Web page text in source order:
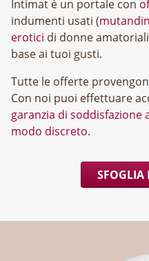
Intimat è un portale con
indumenti usati (
erotici di donne
base ai tuoi gusti.
Tutte le offerte
Con noi puoi effettuare
garanzia di soddisfazione
modo discreto.
SFOGLIA